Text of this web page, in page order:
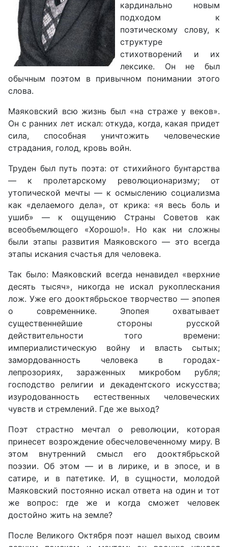
кардинально новым
подходом к
поэтическому слову, к
структуре
стихотворений и их
лексике. Он не был
обычным поэтом в привычном понимании этого
слова.
Маяковский всю жизнь был «на страже у веков».
Он с ранних лет искал: откуда, когда, какая придет
сила, способная уничтожить человеческие
страдания, голод, кровь войн.
Труден был путь поэта: от стихийного бунтарства
— к пролетарскому революционаризму; от
утопической мечты — к осмыслению социализма
как «делаемого дела», от крика: «я весь боль и
ушиб» — к ощущению Страны Советов как
всеобъемлющего «Хорошо!». Но как ни сложны
были этапы развития Маяковского — это всегда
этапы искания счастья для человека.
Так было: Маяковский всегда ненавидел «верхние
десять тысяч», никогда не искал рукоплескания
лож. Уже его дооктябрьское творчество — эпопея
о современнике. Эпопея охватывает
существеннейшие стороны русской
действительности того времени:
империалистическую войну и власть сытых;
замордованность человека в городах-
лепрозориях, зараженных микробом рубля;
господство религии и декадентского искусства;
изуродованность естественных человеческих
чувств и стремлений. Где же выход?
Поэт страстно мечтал о революции, которая
принесет возрождение обесчеловеченному миру. В
этом внутренний смысл его дооктябрьской
поэзии. Об этом — и в лирике, и в эпосе, и в
сатире, и в патетике. И, в сущности, молодой
Маяковский постоянно искал ответа на один и тот
же вопрос: где же и когда сможет человек
достойно жить на земле?
После Великого Октября поэт нашел выход своим